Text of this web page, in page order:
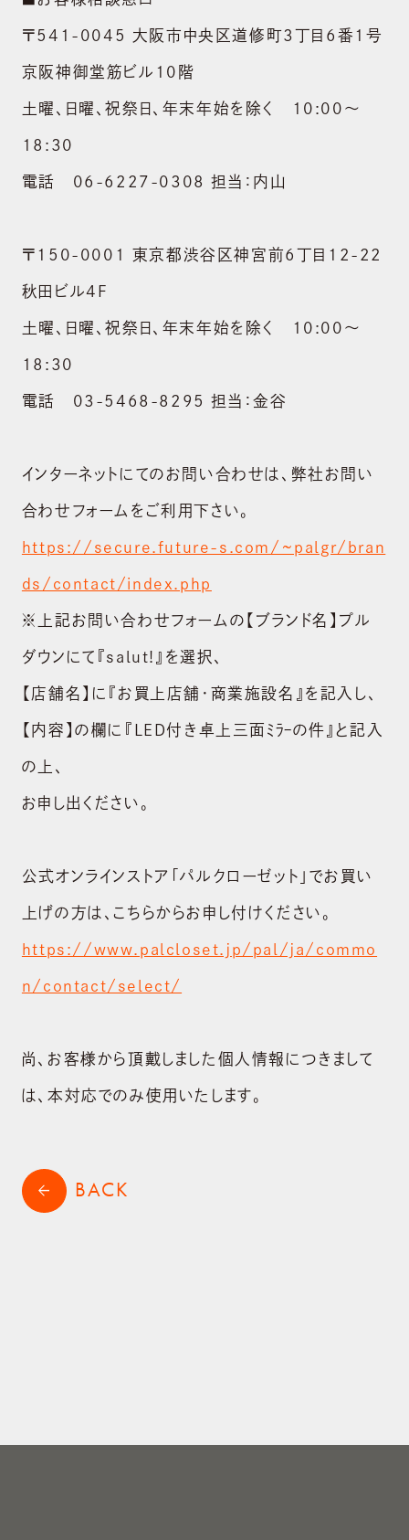
NEWS
SUSTAINABILITY
RECRUIT
CONTACT
お問い合わせ
shopping_cart ONLINE STORE
arrow_back BACK
〒541-0045 大阪市中央区道修町3丁目6番1号
京阪神御堂筋ビル10階
土曜、日曜、祝祭日、年末年始を除く 10:00～
18:30
電話 06-6227-0308 担当：内山
〒150-0001 東京都渋谷区神宮前6丁目12-22
秋田ビル4F
土曜、日曜、祝祭日、年末年始を除く 10:00～
18:30
電話 03-5468-8295 担当：金谷
インターネットにてのお問い合わせは、弊社お問い
合わせフォームをご利用下さい。
https://secure.future-s.com/~palgr/bran
ds/contact/index.php
※上記お問い合わせフォームの【ブランド名】プル
ダウンにて『salut!』を選択､
【店舗名】に『お買上店舗・商業施設名』を記入し、
【内容】の欄に『LED付き卓上三面ﾐﾗｰの件』と記入
の上､
お申し出ください。
公式オンラインストア「パルクローゼット」でお買い
上げの方は、こちらからお申し付けください。
https://www.palcloset.jp/pal/ja/commo
n/contact/select/
尚、お客様から頂戴しました個人情報につきまして
は、本対応でのみ使用いたします。